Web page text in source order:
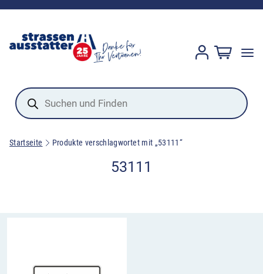
Products
search
Startseite Produkte verschlagwortet mit „53111“
53111